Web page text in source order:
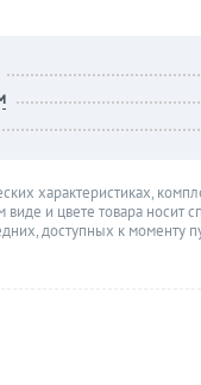
характеристиках,
и цвете товара носит
доступных к моменту